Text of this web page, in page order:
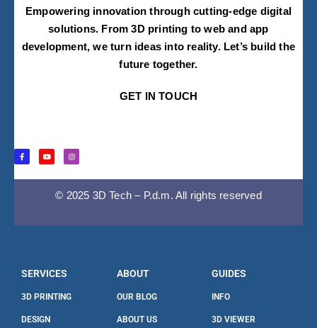
composizione finale armoniosa.
L’impiego dell’intelligenza
artificiale (IA) può facilitare e
migliorare anche questa fase. Per
fotoritocco più utilizzati, Adobe
compositing. Questo consente ai
esperienza nell’utilizzo manuale
Empowering innovation through cutting-edge digital
solutions. From 3D printing to web and app
development, we turn ideas into reality. Let’s build the
future together.
GET IN TOUCH
© 2025 3D Tech – P.d.m. All rights reserved
SERVICES
3D PRINTING
DESIGN
ABOUT
OUR BLOG
ABOUT US
GUIDES
INFO
3D VIEWER